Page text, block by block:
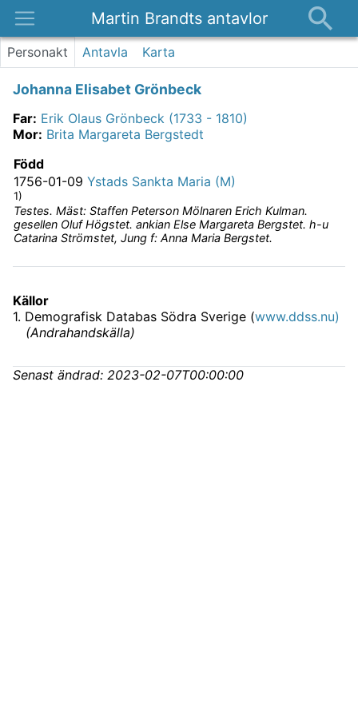
Martin Brandts antavlor
Platser
Kontakt
Personakt Antavla Karta
Johanna Elisabet Grönbeck
Far: Erik Olaus Grönbeck (1733 - 1810)
Mor: Brita Margareta Bergstedt
Född
1756-01-09 Ystads Sankta Maria (M)
1)
Testes. Mäst: Staffen Peterson Mölnaren Erich Kulman.
gesellen Oluf Högstet. ankian Else Margareta Bergstet. h-u
Catarina Strömstet, Jung f: Anna Maria Bergstet.
Källor
1. Demografisk Databas Södra Sverige (www.ddss.nu)
(Andrahandskälla)
Senast ändrad: 2023-02-07T00:00:00